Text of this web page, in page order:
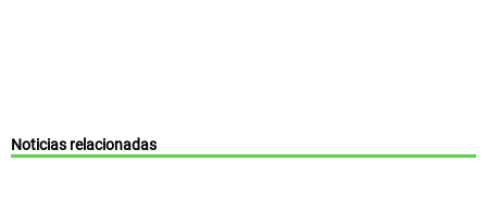
Noticias relacionadas